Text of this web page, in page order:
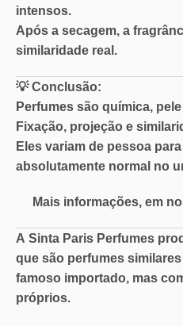
intensos.
Após a secagem, a
similaridade real.
💡Conclusão:
Perfumes são química,
Fixação, projeção e
Eles variam de pessoa
absolutamente normal no
Mais informações, em
A Sinta Paris Perfumes
que são perfumes
famoso importado, mas
próprios.